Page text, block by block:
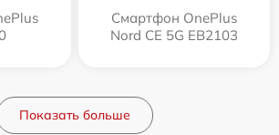
Смартфон OnePlus
Nord CE 5G EB2103
Показать больше